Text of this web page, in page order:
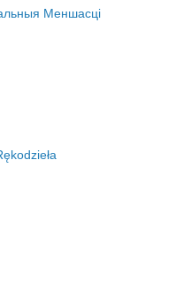
Меншасці